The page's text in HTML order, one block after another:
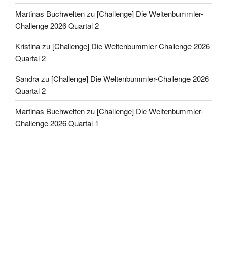
Martinas Buchweltenzu [Challenge] Die Weltenbummler-
Challenge 2026 Quartal 2
Kristinazu [Challenge] Die Weltenbummler-Challenge 2026
Quartal 2
Sandrazu [Challenge] Die Weltenbummler-Challenge 2026
Quartal 2
Martinas Buchweltenzu [Challenge] Die Weltenbummler-
Challenge 2026 Quartal 1